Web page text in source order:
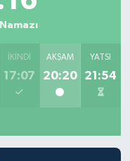
İKINDI
17:07
AKŞAM
20:20
YATSI
21:54